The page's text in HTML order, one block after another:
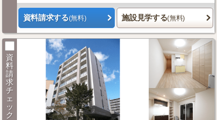
資料請求する(無料) 施設見学する(無料)
資
料
請
求
チ
ェ
ッ
ク